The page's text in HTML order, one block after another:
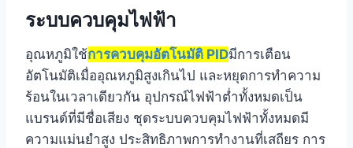
ระบบควบคุมไฟฟ้า
อุณหภูมิใช้การควบคุมอัตโนมัติ PIDมีการเตือน
อัตโนมัติเมื่ออุณหภูมิสูงเกินไป และหยุดการทำความ
ร้อนในเวลาเดียวกัน อุปกรณ์ไฟฟ้าต่ำทั้งหมดเป็น
แบรนด์ที่มีชื่อเสียง ชุดระบบควบคุมไฟฟ้าทั้งหมดมี
ความแม่นยำสูง ประสิทธิภาพการทำงานที่เสถียร การ